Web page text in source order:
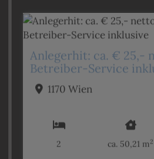
Anlegerhit: ca. € 25,-
Betreiber-Service
1170 Wien
2 ca. 50,21 m2